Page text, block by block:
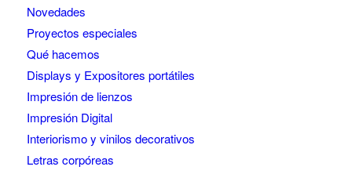
Novedades
Proyectos especiales
Qué hacemos
Displays y Expositores portátiles
Impresión de lienzos
Impresión Digital
Interiorismo y vinilos decorativos
Letras corpóreas